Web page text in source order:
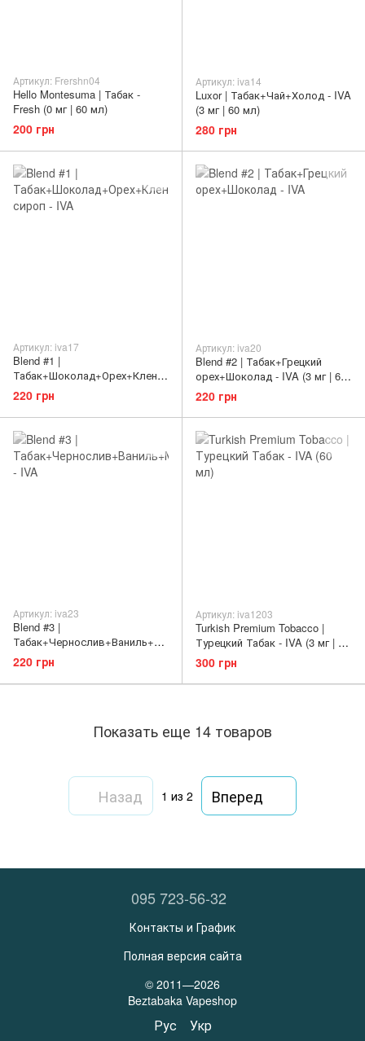
Артикул: Frershn04
Hello Montesuma | Табак -
Fresh (0 мг | 60 мл)
200 грн
Артикул: iva14
Luxor | Табак+Чай+Холод - IVA
(3 мг | 60 мл)
280 грн
Артикул: iva17
Blend #1 |
Табак+Шоколад+Орех+Клено
вый сироп - IVA (3 мг | 60 мл)
220 грн
Артикул: iva20
Blend #2 | Табак+Грецкий
орех+Шоколад - IVA (3 мг | 60
мл)
220 грн
Артикул: iva23
Blend #3 |
Табак+Чернослив+Ваниль+Ма
лага - IVA (3 мг | 60 мл)
220 грн
Артикул: iva1203
Turkish Premium Tobacco |
Турецкий Табак - IVA (3 мг | 60
мл)
300 грн
Показать еще 14 товаров
Назад 1 из 2 Вперед
095 723-56-32
Контакты и График
Полная версия сайта
© 2011—2026
Beztabaka Vapeshop
Рус Укр